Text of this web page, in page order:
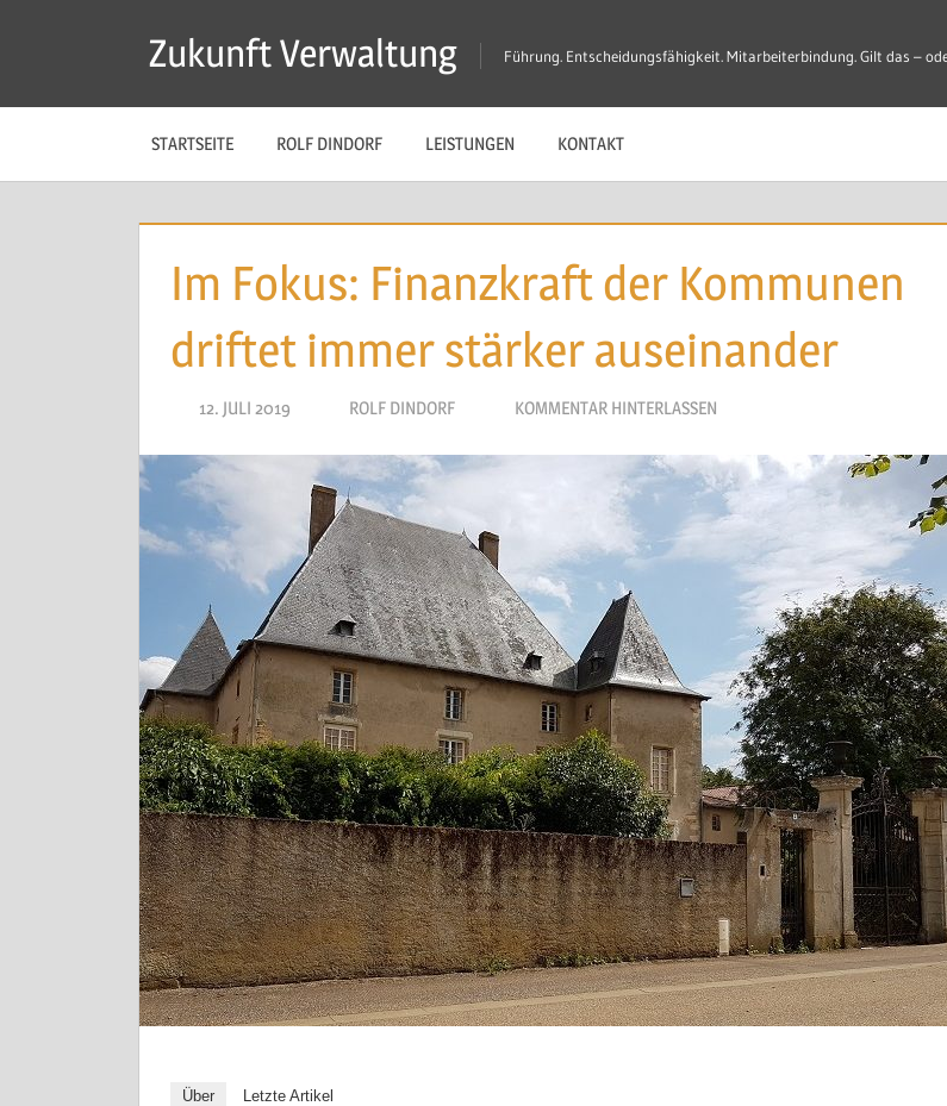
Zukunft Verwaltung Führung. Entscheidungsfähigkeit. Mitarbeiterbindung. Gilt das –
STARTSEITE ROLF DINDORF LEISTUNGEN KONTAKT
Im Fokus: Finanzkraft der Kommunen
driftet immer stärker auseinander
12. JULI 2019 ROLF DINDORF KOMMENTAR HINTERLASSEN
Über Letzte Artikel
Der Weg zur
Geltung
Sie kosten
In den meisten
Es liegt daran,
danach
Eine
Mit konkretem